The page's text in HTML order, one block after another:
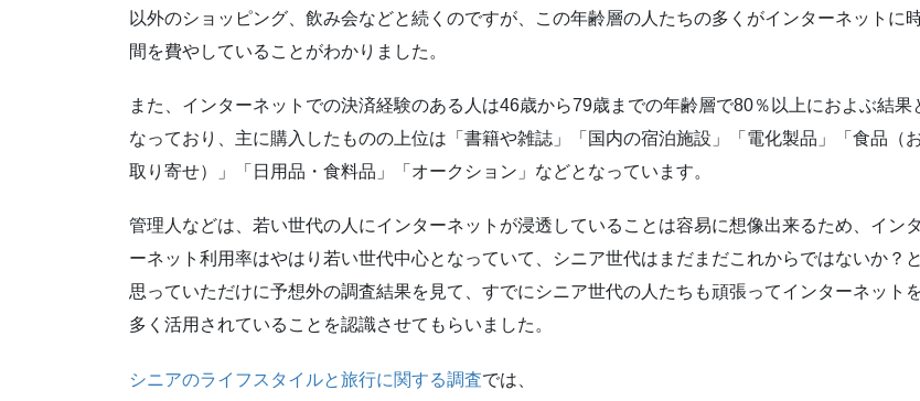
以外のショッピング、飲み会などと続くのですが、この年齢層の人たちの多くがインターネットに
間を費やしていることがわかりました。
また、インターネットでの決済経験のある人は46歳から79歳までの年齢層で80％以上におよぶ結果
なっており、主に購入したものの上位は「書籍や雑誌」「国内の宿泊施設」「電化製品」「食品（
取り寄せ）」「日用品・食料品」「オークション」などとなっています。
管理人などは、若い世代の人にインターネットが浸透していることは容易に想像出来るため、インタ
ーネット利用率はやはり若い世代中心となっていて、シニア世代はまだまだこれからではないか？と
思っていただけに予想外の調査結果を見て、すでにシニア世代の人たちも頑張ってインターネット
多く活用されていることを認識させてもらいました。
シニアのライフスタイルと旅行に関する調査では、